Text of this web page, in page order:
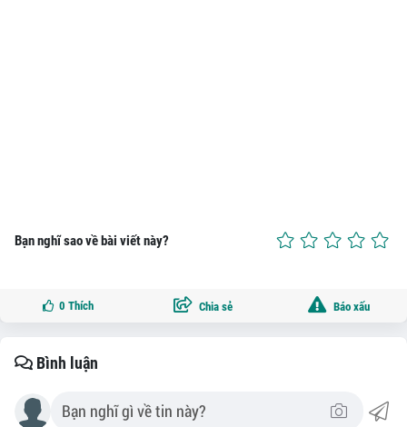
Bạn nghĩ sao về bài viết này?
0 Thích Chia sẻ Báo xấu
Bình luận